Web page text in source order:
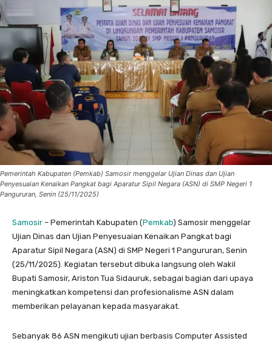
Pemerintah Kabupaten (Pemkab) Samosir menggelar Ujian Dinas dan Ujian
Penyesuaian Kenaikan Pangkat bagi Aparatur Sipil Negara (ASN) di SMP Negeri 1
Pangururan, Senin (25/11/2025)
Samosir – Pemerintah Kabupaten (Pemkab) Samosir menggelar
Ujian Dinas dan Ujian Penyesuaian Kenaikan Pangkat bagi
Aparatur Sipil Negara (ASN) di SMP Negeri 1 Pangururan, Senin
(25/11/2025). Kegiatan tersebut dibuka langsung oleh Wakil
Bupati Samosir, Ariston Tua Sidauruk, sebagai bagian dari upaya
meningkatkan kompetensi dan profesionalisme ASN dalam
memberikan pelayanan kepada masyarakat.
Sebanyak 86 ASN mengikuti ujian berbasis Computer Assisted